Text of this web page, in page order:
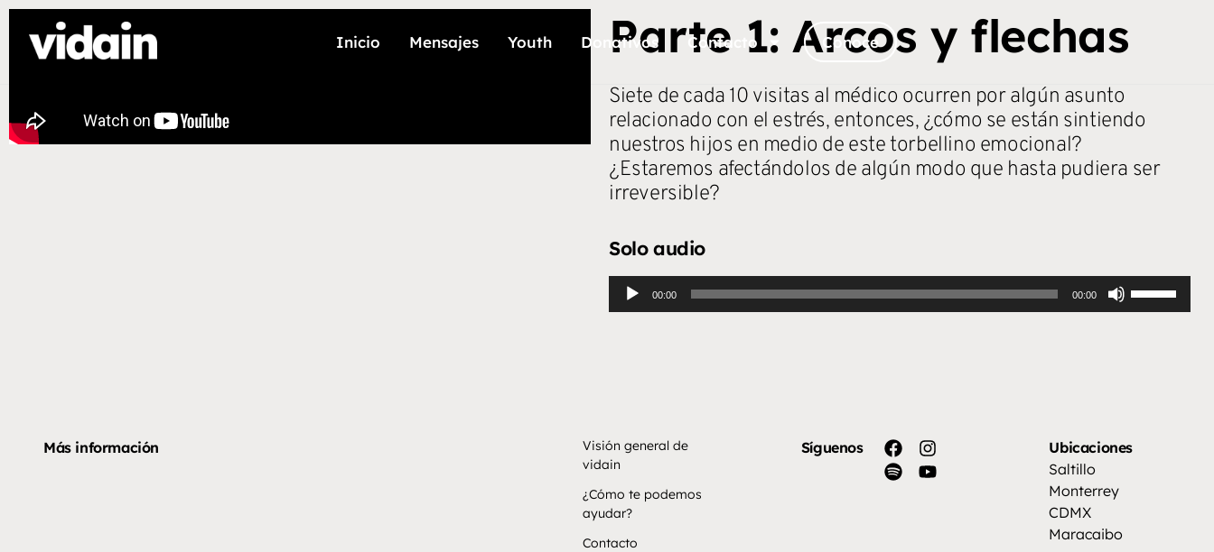
Inicio Mensajes Youth Donativos Contacto Conoce
Parte 1: Arcos y flechas
Siete de cada 10 visitas al médico ocurren por algún asunto
relacionado con el estrés, entonces, ¿cómo se están sintiendo
nuestros hijos en medio de este torbellino emocional?
¿Estaremos afectándolos de algún modo que hasta pudiera ser
irreversible?
Solo audio
Reproductor
de
00:00 00:00
Más información
Visión general de
vidain
¿Cómo te podemos
ayudar?
Contacto
Síguenos
Ubicaciones
Saltillo
Monterrey
CDMX
Maracaibo